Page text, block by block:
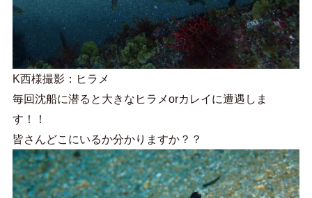
K西様撮影：ヒラメ
毎回沈船に潜ると大きなヒラメorカレイに遭遇しま
す！！
皆さんどこにいるか分かりますか？？